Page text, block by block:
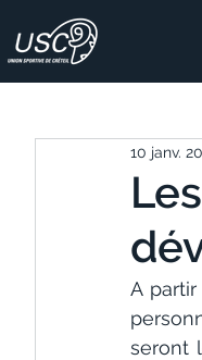
10 janv.
A
seront